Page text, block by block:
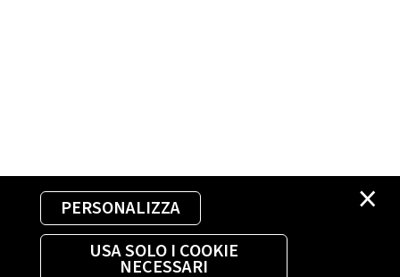
×
PERSONALIZZA
USA SOLO I COOKIE
NECESSARI